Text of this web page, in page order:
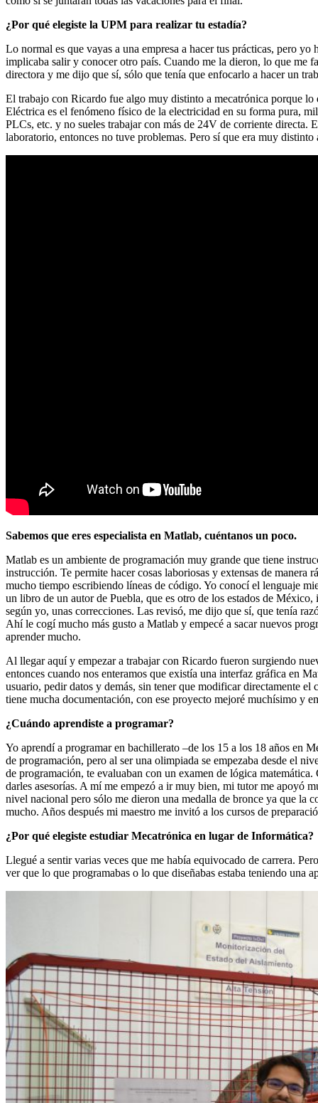
¿Por qué elegiste la UPM para realizar tu estadía?
Lo normal es que vayas a una empresa a hacer tus prácticas, pero
implicaba salir y conocer otro país. Cuando me la dieron, lo que me
directora y me dijo que sí, sólo que tenía que enfocarlo a hacer un
El trabajo con Ricardo fue algo muy distinto a mecatrónica porque lo
Eléctrica es el fenómeno físico de la electricidad en su forma pura,
PLCs, etc. y no sueles trabajar con más de 24V de corriente directa.
laboratorio, entonces no tuve problemas. Pero sí que era muy distinto
Sabemos que eres especialista en Matlab, cuéntanos un poco.
Matlab es un ambiente de programación muy grande que tiene
instrucción. Te permite hacer cosas laboriosas y extensas de
mucho tiempo escribiendo líneas de código. Yo conocí el lenguaje
un libro de un autor de Puebla, que es otro de los estados de
según yo, unas correcciones. Las revisó, me dijo que sí, que tenía
Ahí le cogí mucho más gusto a Matlab y empecé a sacar nuevos
aprender mucho.
Al llegar aquí y empezar a trabajar con Ricardo fueron surgiendo
entonces cuando nos enteramos que existía una interfaz gráfica en
usuario, pedir datos y demás, sin tener que modificar directamente
tiene mucha documentación, con ese proyecto mejoré muchísimo y
¿Cuándo aprendiste a programar?
Yo aprendí a programar en bachillerato –de los 15 a los 18 años en
de programación, pero al ser una olimpiada se empezaba desde el
de programación, te evaluaban con un examen de lógica
darles asesorías. A mí me empezó a ir muy bien, mi tutor me apoyó
nivel nacional pero sólo me dieron una medalla de bronce ya que la
mucho. Años después mi maestro me invitó a los cursos de
¿Por qué elegiste estudiar Mecatrónica en lugar de Informática?
Llegué a sentir varias veces que me había equivocado de carrera.
ver que lo que programabas o lo que diseñabas estaba teniendo una